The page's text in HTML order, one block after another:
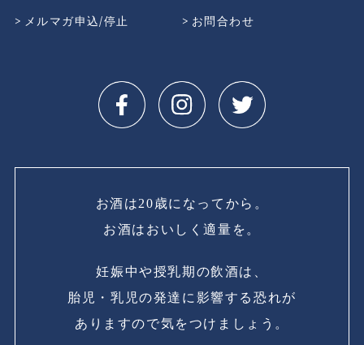
メルマガ申込/停止
お問合わせ
お酒は20歳になってから。
お酒はおいしく適量を。
妊娠中や授乳期の飲酒は、
胎児・乳児の発達に影響する恐れが
ありますので気をつけましょう。